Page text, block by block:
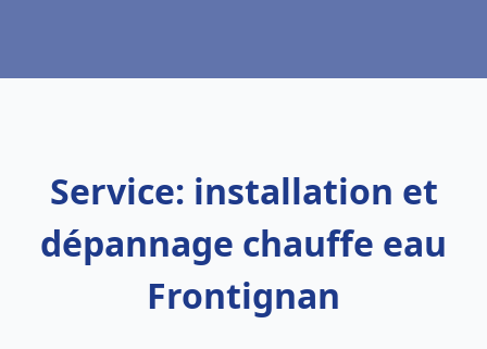
Service: installation et
dépannage chauffe eau
Frontignan